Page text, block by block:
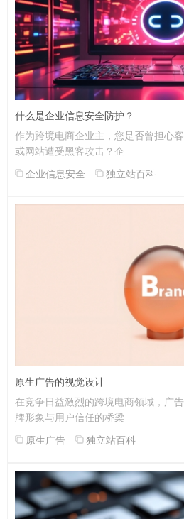
什么是企业信息安全防护？
作为跨境电商企业主，您是否曾担心
或网站遭受黑客攻击？企
企业信息安全
独立站百科
原生广告的视觉设计
在竞争日益激烈的跨境电商领域，广
牌形象与用户信任的桥梁
原生广告
独立站百科